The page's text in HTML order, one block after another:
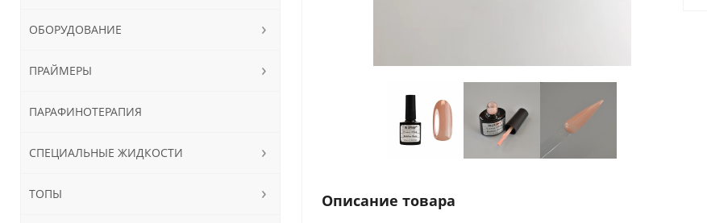
Описание товара
ОБОРУДОВАНИЕ
ПРАЙМЕРЫ
ПАРАФИНОТЕРАПИЯ
СПЕЦИАЛЬНЫЕ ЖИДКОСТИ
ТОПЫ